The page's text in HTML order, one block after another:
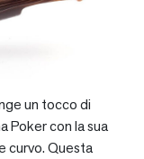
un tocco di
Poker con la sua
curvo. Questa